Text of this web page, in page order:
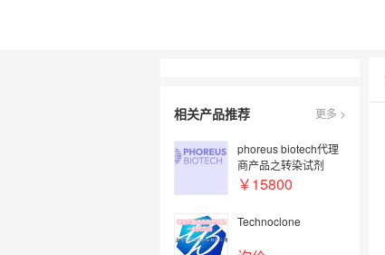
相关产品推荐 更多 >
phoreus biotech代理
商产品之转染试剂
BAPtofect-25 5mg kit
￥15800
Technoclone